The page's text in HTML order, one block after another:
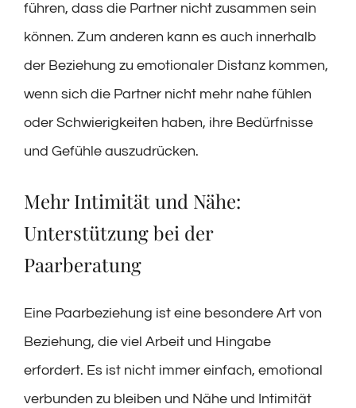
führen, dass die Partner nicht zusammen sein
können. Zum anderen kann es auch innerhalb
der Beziehung zu emotionaler Distanz kommen,
wenn sich die Partner nicht mehr nahe fühlen
oder Schwierigkeiten haben, ihre Bedürfnisse
und Gefühle auszudrücken.
Mehr Intimität und Nähe:
Unterstützung bei der
Paarberatung
Eine Paarbeziehung ist eine besondere Art von
Beziehung, die viel Arbeit und Hingabe
erfordert. Es ist nicht immer einfach, emotional
verbunden zu bleiben und Nähe und Intimität